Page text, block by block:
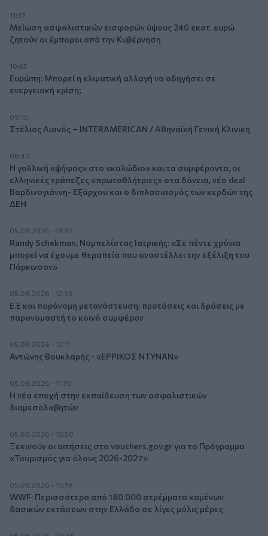
11:37
Μείωση ασφαλιστικών εισφορών ύψους 240 εκατ. ευρώ
ζητούν οι έμποροι από την Κυβέρνηση
10:45
Ευρώπη: Μπορεί η κλιματική αλλαγή να οδηγήσει σε
ενεργειακή κρίση;
09:15
Στέλιος Λιανός – INTERAMERICAN / Αθηναϊκή Γενική Κλινική
08:40
Η γαλλική «ψήφος» στο «καλώδιο» και τα συμφέροντα, οι
ελληνικές τράπεζες «πρωταθλήτριες» στα δάνεια, νέο deal
Βαρδινογιάννη- Εξάρχου και ο διπλασιασμός των κερδών της
ΔΕΗ
05.08.2026 - 13:37
Randy Schekman, Νομπελίστας Ιατρικής: «Σε πέντε χρόνια
μπορεί να έχουμε θεραπεία που αναστέλλει την εξέλιξη του
Πάρκινσον»
05.08.2026 - 12:33
Ε.Ε και παράνομη μετανάστευση: προτάσεις και δράσεις με
παρονομαστή το κοινό συμφέρον
05.08.2026 - 12:11
Αντώνης Βουκλαρής - «ΕΡΡΙΚΟΣ ΝΤΥΝΑΝ»
05.08.2026 - 11:30
Η νέα εποχή στην εκπαίδευση των ασφαλιστικών
διαμεσολαβητών
05.08.2026 - 10:50
Ξεκινούν οι αιτήσεις στο vouchers.gov.gr για το Πρόγραμμα
«Τουρισμός για όλους 2026-2027»
05.08.2026 - 10:19
WWF: Περισσότερα από 180.000 στρέμματα καμένων
δασικών εκτάσεων στην Ελλάδα σε λίγες μόλις μέρες